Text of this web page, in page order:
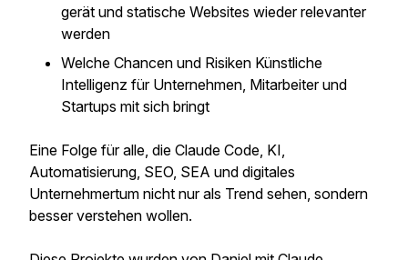
gerät und statische Websites wieder relevanter
werden
Welche Chancen und Risiken Künstliche
Intelligenz für Unternehmen, Mitarbeiter und
Startups mit sich bringt
Eine Folge für alle, die Claude Code, KI,
Automatisierung, SEO, SEA und digitales
Unternehmertum nicht nur als Trend sehen, sondern
besser verstehen wollen.